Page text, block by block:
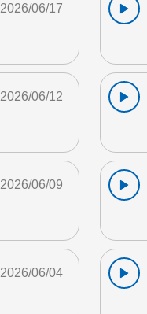
2026/06/17
2026/06/12
2026/06/09
2026/06/04